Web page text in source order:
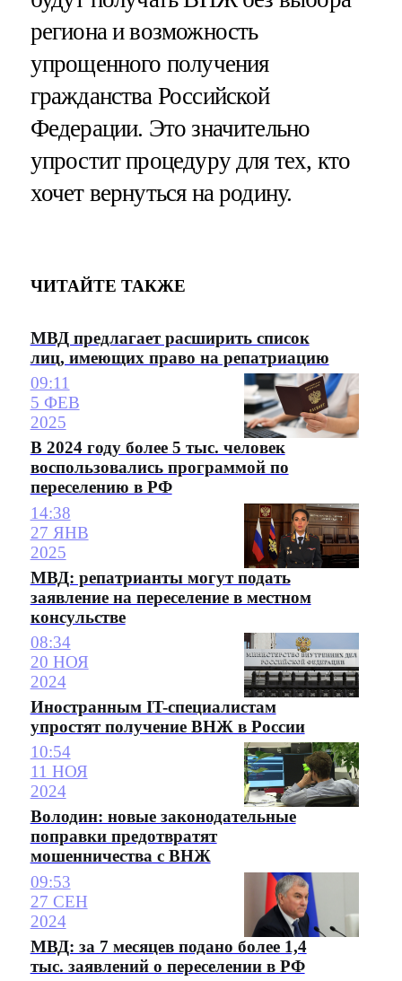
региона и возможность
упрощенного получения
гражданства Российской
Федерации. Это значительно
упростит процедуру для тех, кто
хочет вернуться на родину.
ЧИТАЙТЕ ТАКЖЕ
МВД предлагает расширить список
лиц, имеющих право на репатриацию
09:11
5 ФЕВ
2025
В 2024 году более 5 тыс. человек
воспользовались программой по
переселению в РФ
14:38
27 ЯНВ
2025
МВД: репатрианты могут подать
заявление на переселение в местном
консульстве
08:34
20 НОЯ
2024
Иностранным IT-специалистам
упростят получение ВНЖ в России
10:54
11 НОЯ
2024
Володин: новые законодательные
поправки предотвратят
мошенничества с ВНЖ
09:53
27 СЕН
2024
МВД: за 7 месяцев подано более 1,4
тыс. заявлений о переселении в РФ